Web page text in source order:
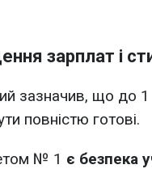
зарплат і
зазначив, що до 1
повністю готові.
№ 1 є безпека